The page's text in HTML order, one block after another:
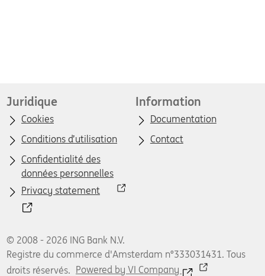
Juridique
Cookies
Conditions d’utilisation
Confidentialité des
données personnelles
Privacy statement
Information
Documentation
Contact
© 2008 - 2026 ING Bank N.V.
Registre du commerce d'Amsterdam n°333031431. Tous
droits réservés. Powered by VI Company